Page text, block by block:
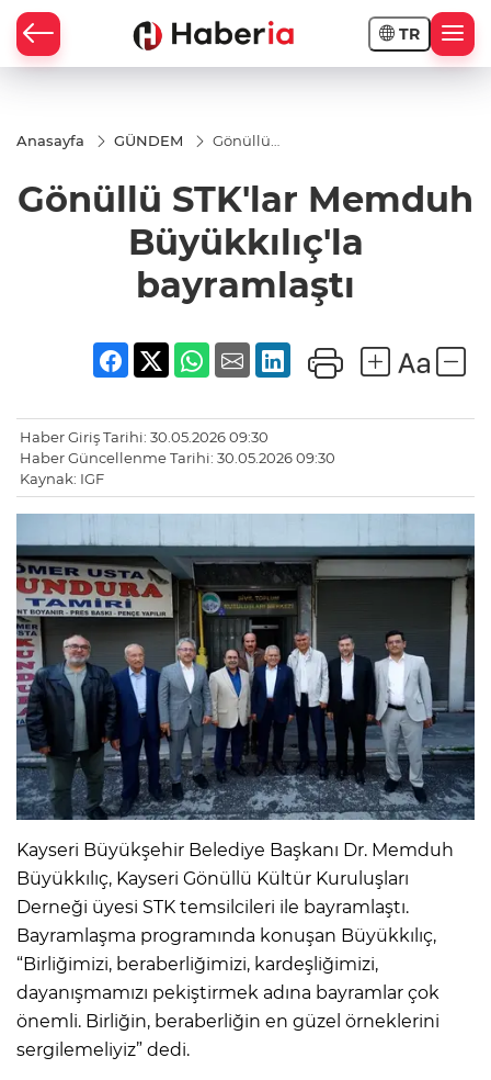
TR
Anasayfa GÜNDEM
Gönüllü
Büyükkılıç'la
bayramlaştı
Gönüllü STK'lar Memduh
Büyükkılıç'la
bayramlaştı
Haber Giriş Tarihi: 30.05.2026 09:30
Haber Güncellenme Tarihi: 30.05.2026 09:30
Kaynak: IGF
Kayseri Büyükşehir Belediye Başkanı Dr. Memduh
Büyükkılıç, Kayseri Gönüllü Kültür Kuruluşları
Derneği üyesi STK temsilcileri ile bayramlaştı.
Bayramlaşma programında konuşan Büyükkılıç,
“Birliğimizi, beraberliğimizi, kardeşliğimizi,
dayanışmamızı pekiştirmek adına bayramlar çok
önemli. Birliğin, beraberliğin en güzel örneklerini
sergilemeliyiz” dedi.